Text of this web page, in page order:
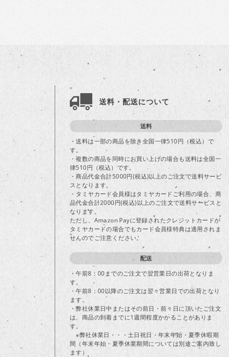
送料・配送について
送料
・送料は一部の商品を除き全国一律510円（税込）で
す。
・複数の商品を同時にお買い上げの場合も送料は全国一
律510円（税込）です。
・商品代金合計5000円(税込)以上のご注文で送料サービ
スとなります。
・タミヤカード会員様はタミヤカードご利用の場合、商
品代金合計2000円(税込)以上のご注文で送料サービスと
なります。
ただし、Amazon Payに登録されたクレジットカードが
タミヤカードの場合でもカード会員様特典は適用されま
せんのでご注意ください。
配送
・午前8：00までのご注文で翌営業日の出荷となりま
す。
・午前8：00以降のご注文は翌々営業日での出荷となり
ます。
・弊社休業日中またはその前日・前々日に頂いたご注文
は、商品の到着までに1週間程度かかることがありま
す。
※弊社休業日・・・土日祝日・年末年始・夏季休暇期
間（年末年始・夏季休業期間については別途ご案内致し
ます）